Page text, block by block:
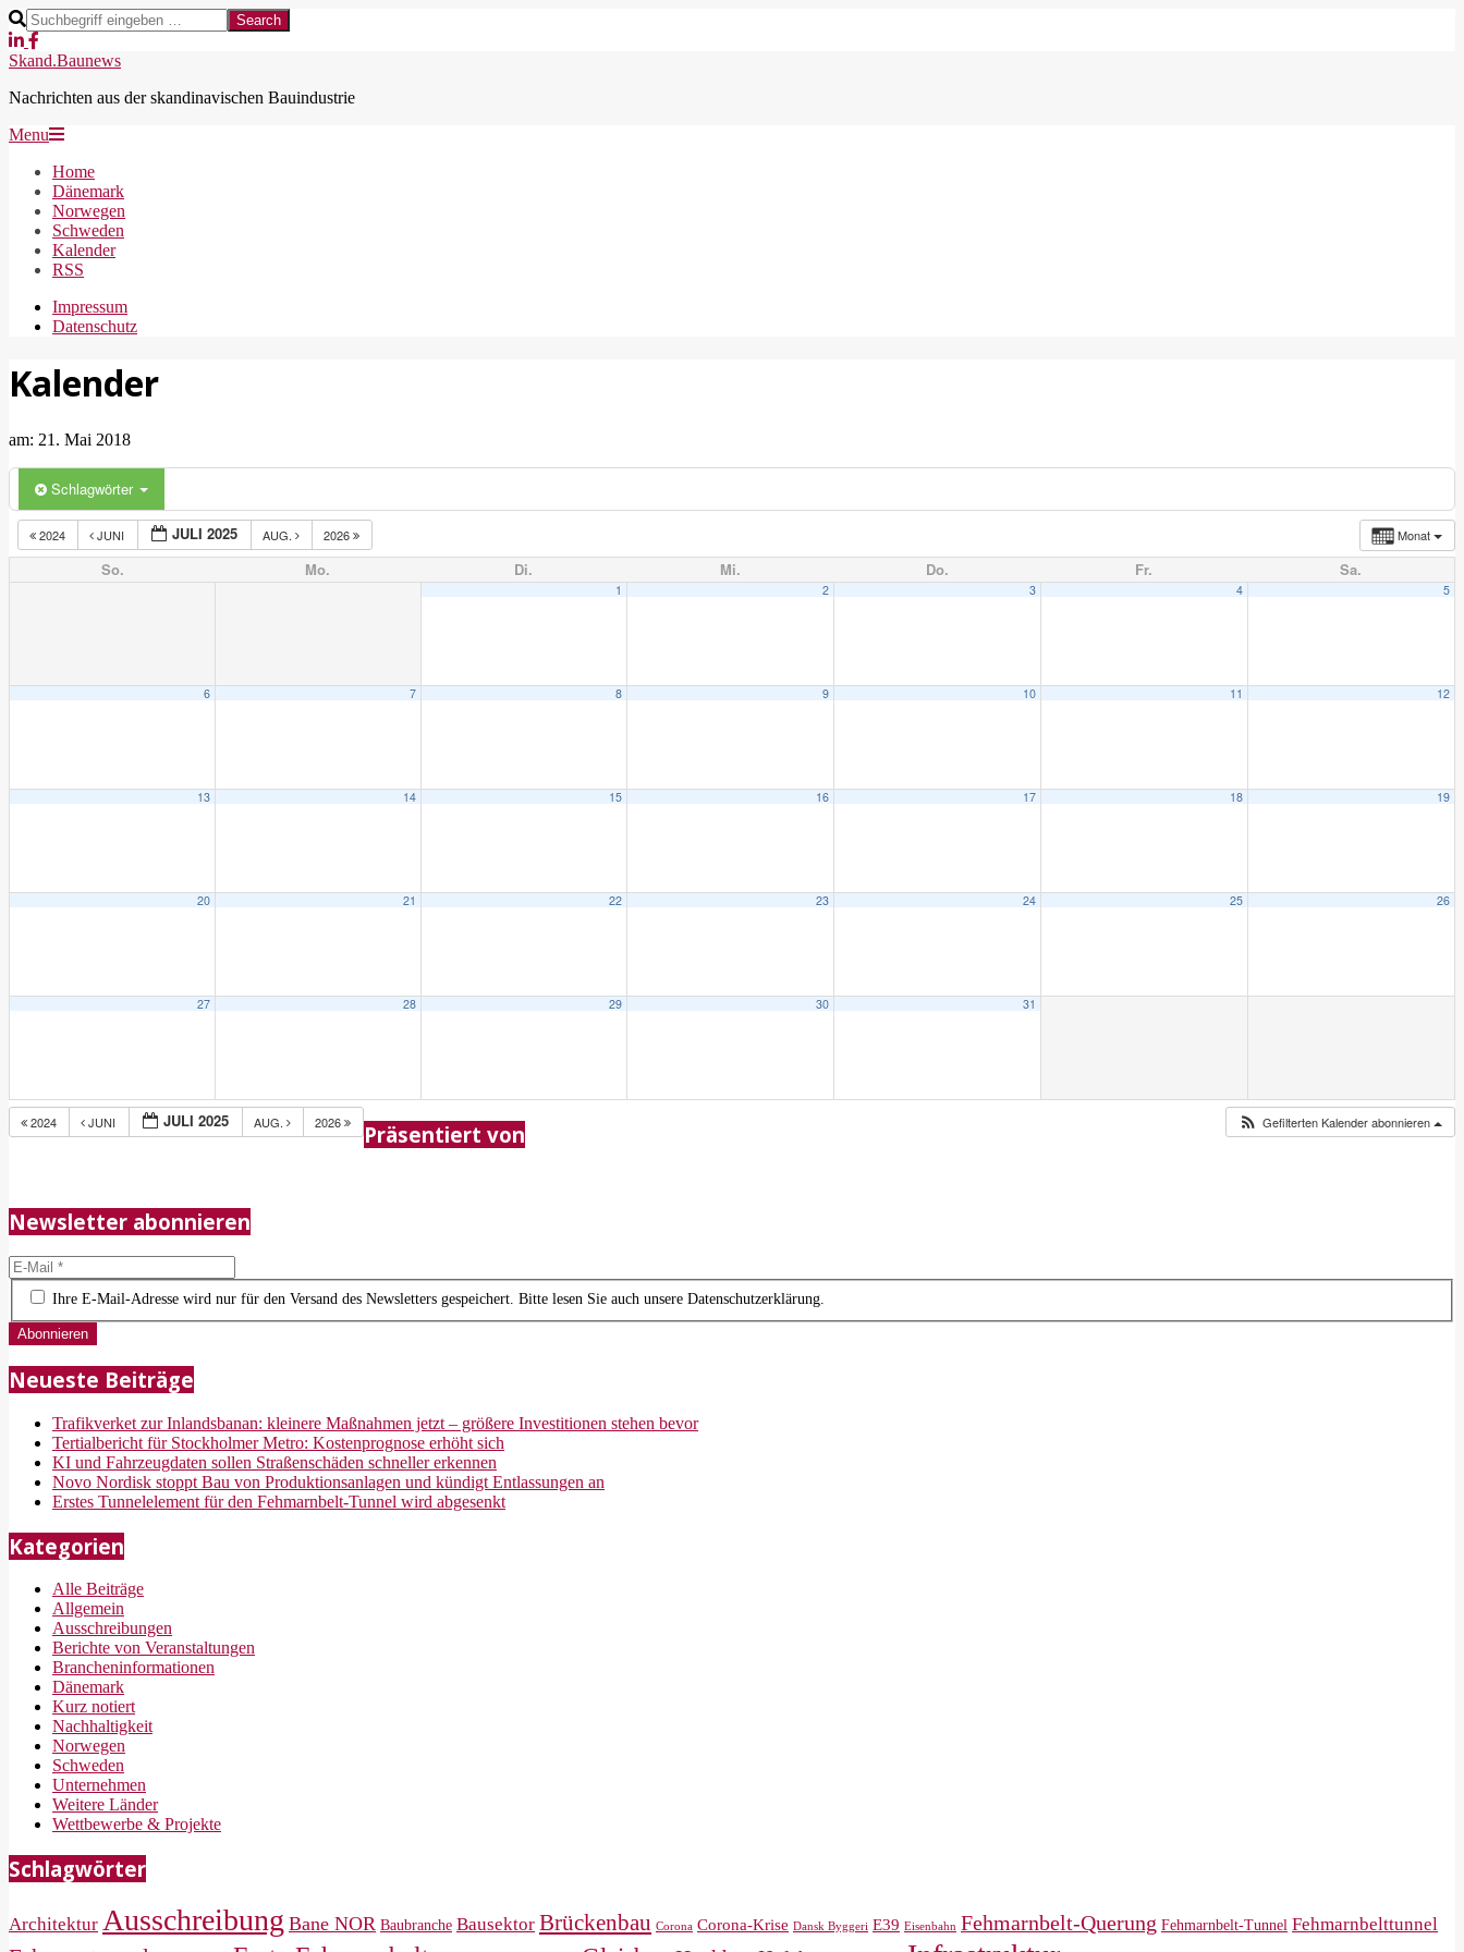
Skip
to
content
Search
Skand.Baunews
Nachrichten aus der skandinavischen Bauindustrie
Secondary
Menu
Menu
Home
Dänemark
Norwegen
Schweden
Kalender
RSS
Impressum
Datenschutz
Kalender
am: 21. Mai 2018
Schlagwörter
Monat
2024 JUNI JULI 2025 AUG. 2026
So. Mo. Di. Mi. Do. Fr. Sa.
1 2 3 4 5
6 7 8 9 10 11 12
13 14 15 16 17 18 19
20 21 22 23 24 25 26
27 28 29 30 31
2024 JUNI JULI 2025 AUG. 2026 Gefilterten Kalender abonnieren
2018-
05-
Präsentiert von
Newsletter abonnieren
Ihre E-Mail-Adresse wird nur für den Versand des Newsletters gespeichert. Bitte lesen Sie auch unsere Datenschutzerklärung.
Neueste Beiträge
Trafikverket zur Inlandsbanan: kleinere Maßnahmen jetzt – größere Investitionen stehen bevor
Tertialbericht für Stockholmer Metro: Kostenprognose erhöht sich
KI und Fahrzeugdaten sollen Straßenschäden schneller erkennen
Novo Nordisk stoppt Bau von Produktionsanlagen und kündigt Entlassungen an
Erstes Tunnelelement für den Fehmarnbelt-Tunnel wird abgesenkt
Kategorien
Alle Beiträge
Allgemein
Ausschreibungen
Berichte von Veranstaltungen
Brancheninformationen
Dänemark
Kurz notiert
Nachhaltigkeit
Norwegen
Schweden
Unternehmen
Weitere Länder
Wettbewerbe & Projekte
Schlagwörter
Architektur Ausschreibung Bane NOR Baubranche Bausektor Brückenbau Corona Corona-Krise Dansk Byggeri E39 Eisenbahn Fehmarnbelt-Querung Fehmarnbelt-Tunnel Fehmarnbelttunnel